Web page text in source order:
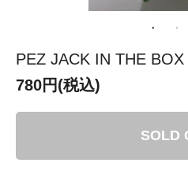
PEZ JACK IN THE BOX
780円(税込)
SOLD